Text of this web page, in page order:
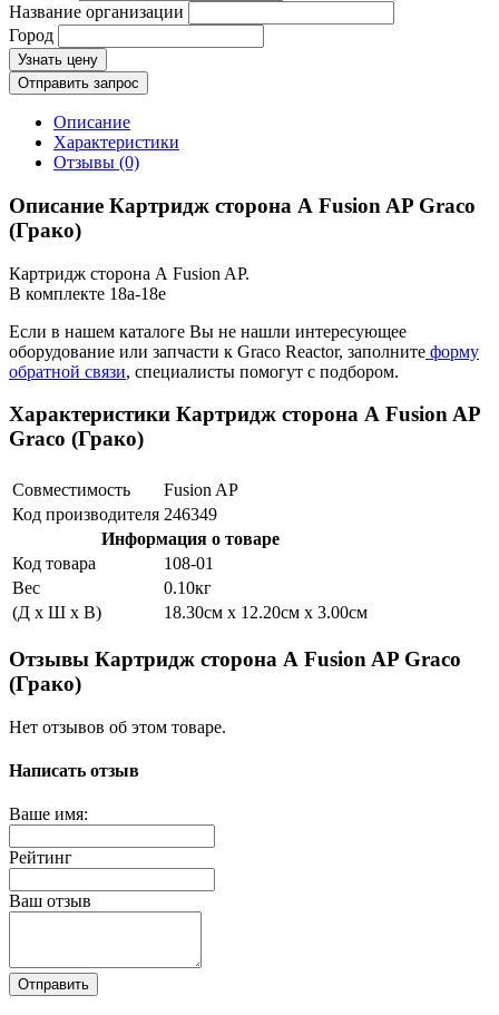
Название организации
Город
Узнать цену
Отправить запрос
Описание
Характеристики
Отзывы (0)
Описание Картридж сторона А Fusion AP Graco
(Грако)
Картридж сторона А Fusion AP.
В комплекте 18a-18e
Если в нашем каталоге Вы не нашли интересующее
оборудование или запчасти к Graco Reactor, заполните форму
обратной связи, специалисты помогут с подбором.
Характеристики Картридж сторона А Fusion AP
Graco (Грако)
Совместимость
Fusion AP
Код производителя 246349
Информация о товаре
Код товара
108-01
Вес
0.10кг
(Д x Ш x В)
18.30см x 12.20см x 3.00см
Отзывы Картридж сторона А Fusion AP Graco
(Грако)
Нет отзывов об этом товаре.
Написать отзыв
Ваше имя:
Рейтинг
Ваш отзыв
Отправить